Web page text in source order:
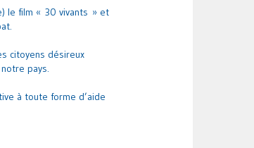
le film « 30 vivants » et
citoyens désireux
pays.
à toute forme d’aide